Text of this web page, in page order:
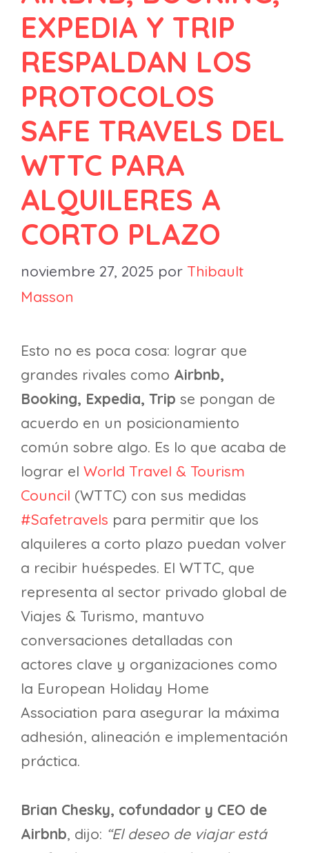
EXPEDIA Y TRIP
RESPALDAN LOS
PROTOCOLOS
SAFE TRAVELS DEL
WTTC PARA
ALQUILERES A
CORTO PLAZO
noviembre 27, 2025 por Thibault
Masson
Esto no es poca cosa: lograr que
grandes rivales como Airbnb,
Booking, Expedia, Trip se pongan de
acuerdo en un posicionamiento
común sobre algo. Es lo que acaba de
lograr el World Travel & Tourism
Council (WTTC) con sus medidas
#Safetravels para permitir que los
alquileres a corto plazo puedan volver
a recibir huéspedes. El WTTC, que
representa al sector privado global de
Viajes & Turismo, mantuvo
conversaciones detalladas con
actores clave y organizaciones como
la European Holiday Home
Association para asegurar la máxima
adhesión, alineación e implementación
práctica.
Brian Chesky, cofundador y CEO de
Airbnb, dijo: “El deseo de viajar está